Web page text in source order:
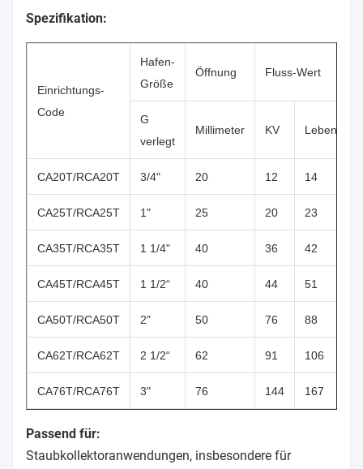
Spezifikation:
Einrichtungs-
Code
Hafen-
Größe
Öffnung Fluss-Wert
G
verlegt
Millimeter KV Lebenslauf
CA20T/RCA20T 3/4" 20 12 14
CA25T/RCA25T 1" 25 20 23
CA35T/RCA35T 1 1/4" 40 36 42
CA45T/RCA45T 1 1/2“ 40 44 51
CA50T/RCA50T 2" 50 76 88
CA62T/RCA62T 2 1/2“ 62 91 106
CA76T/RCA76T 3" 76 144 167
Passend für:
Staubkollektoranwendungen, insbesondere für